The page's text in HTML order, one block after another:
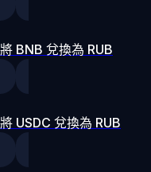
將 BNB 兌換為 RUB
將 USDC 兌換為 RUB